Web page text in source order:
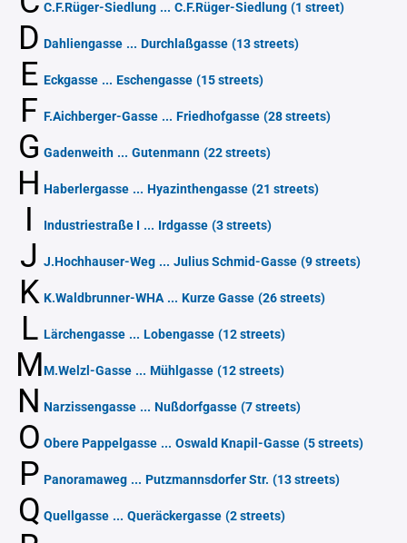
C.F.Rüger-Siedlung ... C.F.Rüger-Siedlung (1 street)
D Dahliengasse ... Durchlaßgasse (13 streets)
E Eckgasse ... Eschengasse (15 streets)
F F.Aichberger-Gasse ... Friedhofgasse (28 streets)
G Gadenweith ... Gutenmann (22 streets)
H Haberlergasse ... Hyazinthengasse (21 streets)
I Industriestraße I ... Irdgasse (3 streets)
J J.Hochhauser-Weg ... Julius Schmid-Gasse (9 streets)
K K.Waldbrunner-WHA ... Kurze Gasse (26 streets)
L Lärchengasse ... Lobengasse (12 streets)
MM.Welzl-Gasse ... Mühlgasse (12 streets)
N Narzissengasse ... Nußdorfgasse (7 streets)
O Obere Pappelgasse ... Oswald Knapil-Gasse (5 streets)
P Panoramaweg ... Putzmannsdorfer Str. (13 streets)
Q Quellgasse ... Queräckergasse (2 streets)